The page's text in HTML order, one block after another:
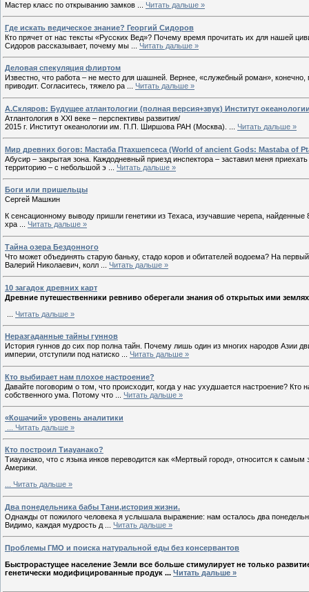
Мастер класс по открыванию замков
Читать дальше »
Где искать ведическое знание? Георгий Сидоров
Кто прячет от нас тексты «Русских Вед»? Почему время прочитать их для нашей
Сидоров рассказывает, почему мы
Читать дальше »
Деловая спекуляция флиртом
Известно, что работа – не место для шашней. Вернее, «служебный роман»,
приводит. Согласитесь, тяжело ра
Читать дальше »
А.Скляров: Будущее атлантологии (полная версия+звук) Институт
Атлантология в ХХI веке – перспективы развития/
2015 г. Институт океанологии им. П.П. Ширшова РАН (Москва).
Читать дальше »
Мир древних богов: Мастаба Птахшепсеса (World of ancient Gods: Mastaba of
Абусир – закрытая зона. Каждодневный приезд инспектора – заставил меня
территорию – с небольшой э
Читать дальше »
Боги или пришельцы
Сергей Машкин
К сенсационному выводу пришли генетики из Техаса, изучавшие черепа,
хра
Читать дальше »
Тайна озера Бездонного
Что может объединять старую баньку, стадо коров и обитателей водоема? На
Валерий Николаевич, колл
Читать дальше »
10 загадок древних карт
Древние путешественники ревниво оберегали знания об открытых ими
Читать дальше »
Неразгаданные тайны гуннов
История гуннов до сих пор полна тайн. Почему лишь один из многих народов Азии
империи, отступили под натиско
Читать дальше »
Кто выбирает нам плохое настроение?
Давайте поговорим о том, что происходит, когда у нас ухудшается настроение?
собственного ума. Потому что
Читать дальше »
«Кошачий» уровень аналитики
Читать дальше »
Кто построил Тиауанако?
Тиауанако, что с языка инков переводится как «Мертвый город», относится к
Америки.
Читать дальше »
Два понедельника бабы Тани,история жизни.
Однажды от пожилого человека я услышала выражение: нам осталось два
Видимо, каждая мудрость д
Читать дальше »
Проблемы ГМО и поиска натуральной еды без консервантов
Быстрорастущее население Земли все больше стимулирует не только
генетически модифицированные продук ... Читать дальше »